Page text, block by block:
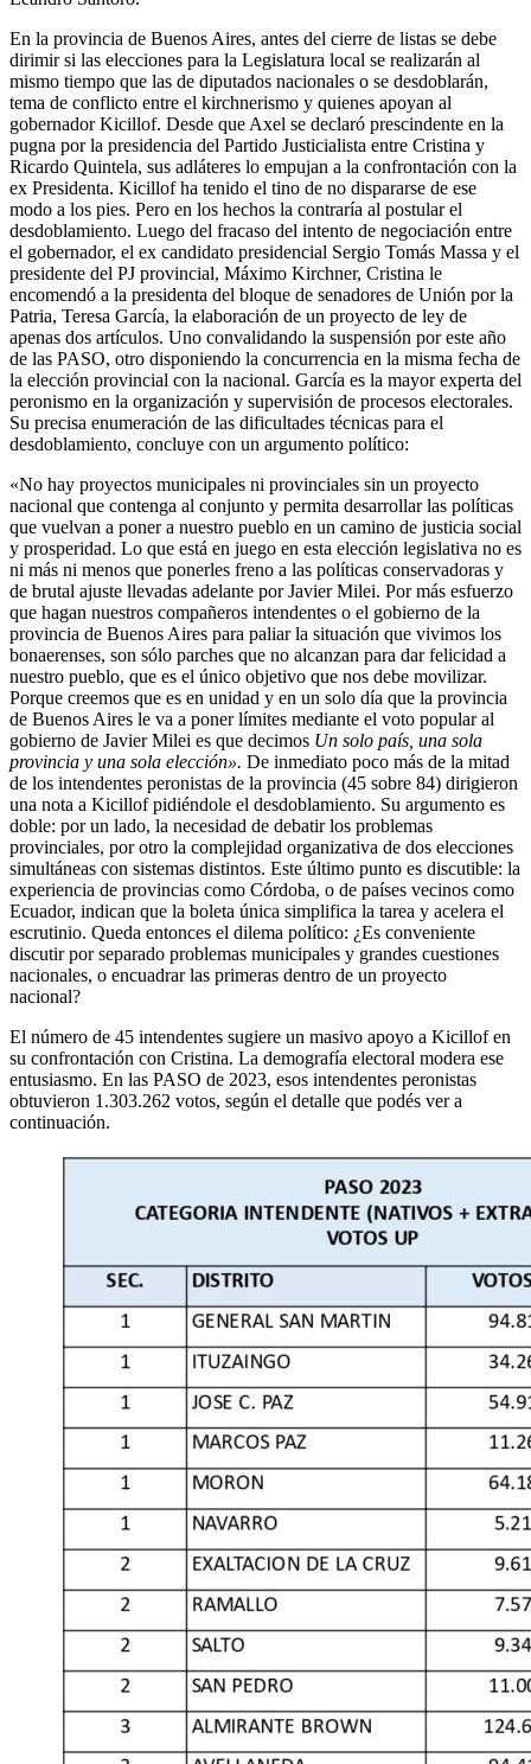
En la provincia de Buenos Aires, antes del cierre de listas se debe
dirimir si las elecciones para la Legislatura local se realizarán al
mismo tiempo que las de diputados nacionales o se desdoblarán,
tema de conflicto entre el kirchnerismo y quienes apoyan al
gobernador Kicillof. Desde que Axel se declaró prescindente en la
pugna por la presidencia del Partido Justicialista entre Cristina y
Ricardo Quintela, sus adláteres lo empujan a la confrontación con la
ex Presidenta. Kicillof ha tenido el tino de no dispararse de ese
modo a los pies. Pero en los hechos la contraría al postular el
desdoblamiento. Luego del fracaso del intento de negociación entre
el gobernador, el ex candidato presidencial Sergio Tomás Massa y el
presidente del PJ provincial, Máximo Kirchner, Cristina le
encomendó a la presidenta del bloque de senadores de Unión por la
Patria, Teresa García, la elaboración de un proyecto de ley de
apenas dos artículos. Uno convalidando la suspensión por este año
de las PASO, otro disponiendo la concurrencia en la misma fecha de
la elección provincial con la nacional. García es la mayor experta del
peronismo en la organización y supervisión de procesos electorales.
Su precisa enumeración de las dificultades técnicas para el
desdoblamiento, concluye con un argumento político:
«No hay proyectos municipales ni provinciales sin un proyecto
nacional que contenga al conjunto y permita desarrollar las políticas
que vuelvan a poner a nuestro pueblo en un camino de justicia social
y prosperidad. Lo que está en juego en esta elección legislativa no es
ni más ni menos que ponerles freno a las políticas conservadoras y
de brutal ajuste llevadas adelante por Javier Milei. Por más esfuerzo
que hagan nuestros compañeros intendentes o el gobierno de la
provincia de Buenos Aires para paliar la situación que vivimos los
bonaerenses, son sólo parches que no alcanzan para dar felicidad a
nuestro pueblo, que es el único objetivo que nos debe movilizar.
Porque creemos que es en unidad y en un solo día que la provincia
de Buenos Aires le va a poner límites mediante el voto popular al
gobierno de Javier Milei es que decimos Un solo país, una sola
provincia y una sola elección». De inmediato poco más de la mitad
de los intendentes peronistas de la provincia (45 sobre 84) dirigieron
una nota a Kicillof pidiéndole el desdoblamiento. Su argumento es
doble: por un lado, la necesidad de debatir los problemas
provinciales, por otro la complejidad organizativa de dos elecciones
simultáneas con sistemas distintos. Este último punto es discutible: la
experiencia de provincias como Córdoba, o de países vecinos como
Ecuador, indican que la boleta única simplifica la tarea y acelera el
escrutinio. Queda entonces el dilema político: ¿Es conveniente
discutir por separado problemas municipales y grandes cuestiones
nacionales, o encuadrar las primeras dentro de un proyecto
nacional?
El número de 45 intendentes sugiere un masivo apoyo a Kicillof en
su confrontación con Cristina. La demografía electoral modera ese
entusiasmo. En las PASO de 2023, esos intendentes peronistas
obtuvieron 1.303.262 votos, según el detalle que podés ver a
continuación.